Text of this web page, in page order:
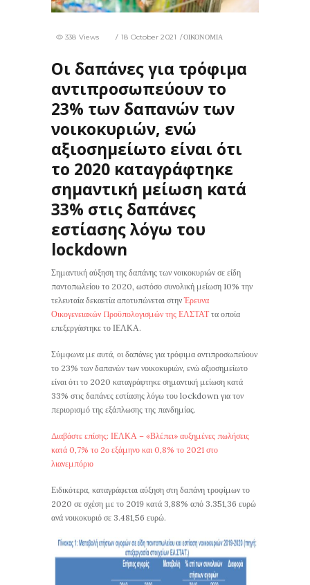
18 October 2021 ΟΙΚΟΝΟΜΙΑ
338 Views
Οι δαπάνες για τρόφιμα
αντιπροσωπεύουν το
23% των δαπανών των
νοικοκυριών, ενώ
αξιοσημείωτο είναι ότι
το 2020 καταγράφτηκε
σημαντική μείωση κατά
33% στις δαπάνες
εστίασης λόγω του
lockdown
Σημαντική αύξηση της δαπάνης των νοικοκυριών σε είδη
παντοπωλείου το 2020, ωστόσο συνολική μείωση 10% την
τελευταία δεκαετία αποτυπώνεται στηνΈρευνα
Οικογενειακών Προϋπολογισμών της ΕΛΣΤΑΤ τα οποία
επεξεργάστηκε το ΙΕΛΚΑ.
Σύμφωνα με αυτά, οι δαπάνες για τρόφιμα αντιπροσωπεύουν
το 23% των δαπανών των νοικοκυριών, ενώ αξιοσημείωτο
είναι ότι το 2020 καταγράφτηκε σημαντική μείωση κατά
33% στις δαπάνες εστίασης λόγω του lockdown για τον
περιορισμό της εξάπλωσης της πανδημίας.
Διαβάστε επίσης: ΙΕΛΚΑ – «Βλέπει» αυξημένες πωλήσεις
κατά 0,7% το 2ο εξάμηνο και 0,8% το 2021 στο
λιανεμπόριο
Ειδικότερα, καταγράφεται αύξηση στη δαπάνη τροφίμων το
2020 σε σχέση με το 2019 κατά 3,88% από 3.351,36 ευρώ
ανά νοικοκυριό σε 3.481,56 ευρώ.